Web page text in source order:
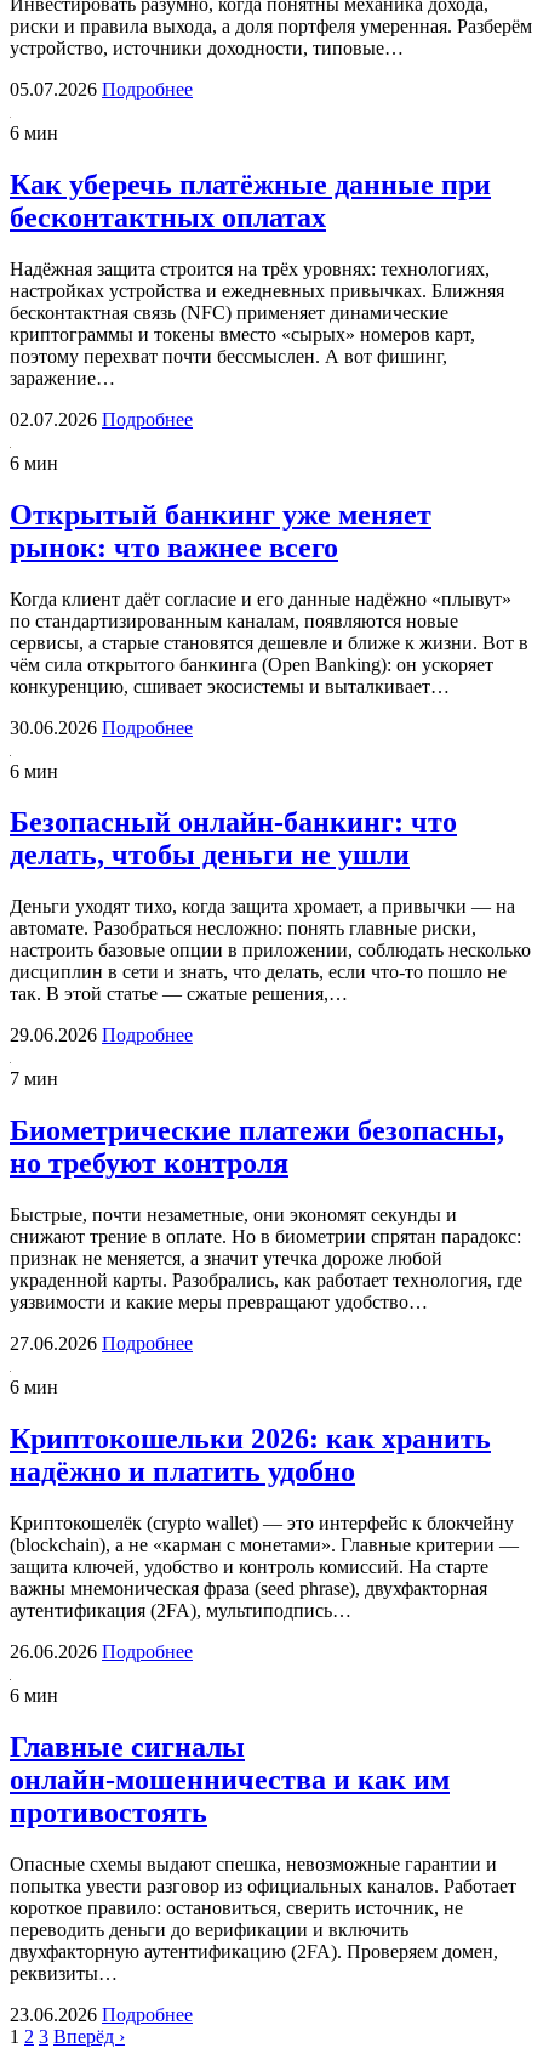
риски и правила выхода, а доля портфеля умеренная. Разберём
устройство, источники доходности, типовые…
05.07.2026 Подробнее
6 мин
Как уберечь платёжные данные при
бесконтактных оплатах
Надёжная защита строится на трёх уровнях: технологиях,
настройках устройства и ежедневных привычках. Ближняя
бесконтактная связь (NFC) применяет динамические
криптограммы и токены вместо «сырых» номеров карт,
поэтому перехват почти бессмыслен. А вот фишинг,
заражение…
02.07.2026 Подробнее
6 мин
Открытый банкинг уже меняет
рынок: что важнее всего
Когда клиент даёт согласие и его данные надёжно «плывут»
по стандартизированным каналам, появляются новые
сервисы, а старые становятся дешевле и ближе к жизни. Вот в
чём сила открытого банкинга (Open Banking): он ускоряет
конкуренцию, сшивает экосистемы и выталкивает…
30.06.2026 Подробнее
6 мин
Безопасный онлайн-банкинг: что
делать, чтобы деньги не ушли
Деньги уходят тихо, когда защита хромает, а привычки — на
автомате. Разобраться несложно: понять главные риски,
настроить базовые опции в приложении, соблюдать несколько
дисциплин в сети и знать, что делать, если что-то пошло не
так. В этой статье — сжатые решения,…
29.06.2026 Подробнее
7 мин
Биометрические платежи безопасны,
но требуют контроля
Быстрые, почти незаметные, они экономят секунды и
снижают трение в оплате. Но в биометрии спрятан парадокс:
признак не меняется, а значит утечка дороже любой
украденной карты. Разобрались, как работает технология, где
уязвимости и какие меры превращают удобство…
27.06.2026 Подробнее
6 мин
Криптокошельки 2026: как хранить
надёжно и платить удобно
Криптокошелёк (crypto wallet) — это интерфейс к блокчейну
(blockchain), а не «карман с монетами». Главные критерии —
защита ключей, удобство и контроль комиссий. На старте
важны мнемоническая фраза (seed phrase), двухфакторная
аутентификация (2FA), мультиподпись…
26.06.2026 Подробнее
6 мин
Главные сигналы
онлайн‑мошенничества и как им
противостоять
Опасные схемы выдают спешка, невозможные гарантии и
попытка увести разговор из официальных каналов. Работает
короткое правило: остановиться, сверить источник, не
переводить деньги до верификации и включить
двухфакторную аутентификацию (2FA). Проверяем домен,
реквизиты…
23.06.2026 Подробнее
1 2 3 Вперёд ›